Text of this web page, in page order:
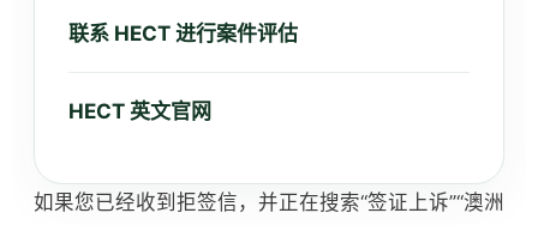
联系 HECT 进行案件评估
HECT 英文官网
如果您已经收到拒签信，并正在搜索“签证上诉”“澳洲